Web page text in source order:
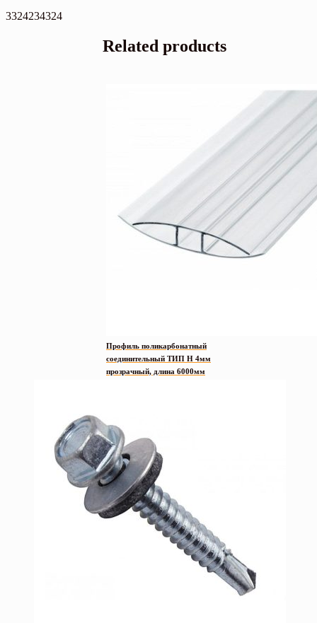
3324234324
Related products
Профиль поликарбонатный
соединительный ТИП H 4мм
прозрачный, длина 6000мм